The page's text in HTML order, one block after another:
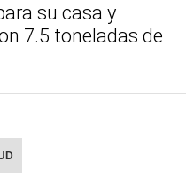
su casa y
7.5 toneladas de